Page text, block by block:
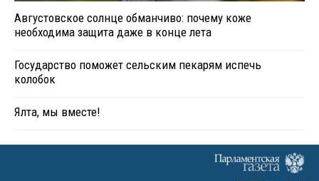
Августовское солнце обманчиво: почему коже
необходима защита даже в конце лета
Государство поможет сельским пекарям испечь
колобок
Ялта, мы вместе!